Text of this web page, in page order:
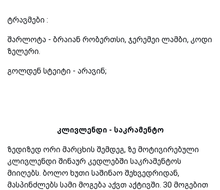
ტრავმები :
შარლოტა - ბრაიან რობერთსი, ჯერემეი ლამბი, კოდი
ზელერი.
გოლდენ სტეიტი - არავინ;
კლივლენდი - საკრამენტო
ზედიზედ ორი მარცხის შემდეგ, ზე მოტივირებული
კლივლენდი შინაურ კედლებში საკრამენტოს
მიიღებს. ბოლო ხუთი საშინაო შეხვედრიდან,
მასპინძლებს სამი მოგება აქვთ აქტივში. 30 მოგებით